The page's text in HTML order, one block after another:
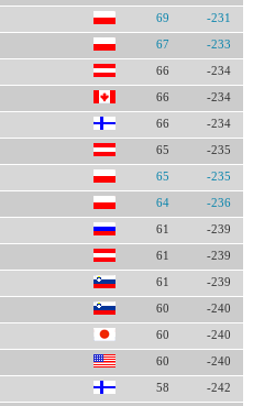
69 -231
67 -233
66 -234
66 -234
66 -234
65 -235
65 -235
64 -236
61 -239
61 -239
61 -239
60 -240
60 -240
60 -240
58 -242